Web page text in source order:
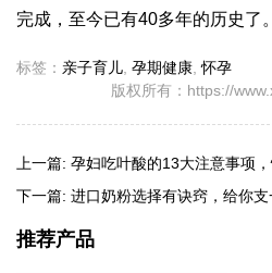
完成，至今已有40多年的历史了。
标签： 亲子育儿, 孕期健康,怀孕
版权所有：https://
上一篇: 孕妇吃叶酸的13大注意事项
下一篇: 进口奶粉选择有诀窍，给你
推荐产品